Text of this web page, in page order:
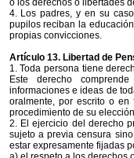
o los derechos o libertades
4. Los padres, y en su
pupilos reciban la
propias convicciones.
Artículo 13. Libertad de
1. Toda persona tiene
Este derecho
informaciones e ideas de
oralmente, por escrito o
procedimiento de su
2. El ejercicio del derecho
sujeto a previa censura
estar expresamente fijadas